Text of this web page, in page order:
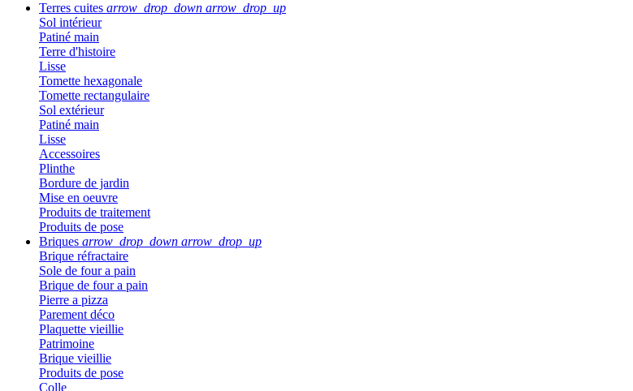
Terres cuites arrow_drop_down arrow_drop_up
Sol intérieur
Patiné main
Terre d'histoire
Lisse
Tomette hexagonale
Tomette rectangulaire
Sol extérieur
Patiné main
Lisse
Accessoires
Plinthe
Bordure de jardin
Mise en oeuvre
Produits de traitement
Produits de pose
Briques arrow_drop_down arrow_drop_up
Brique réfractaire
Sole de four a pain
Brique de four a pain
Pierre a pizza
Parement déco
Plaquette vieillie
Patrimoine
Brique vieillie
Produits de pose
Colle